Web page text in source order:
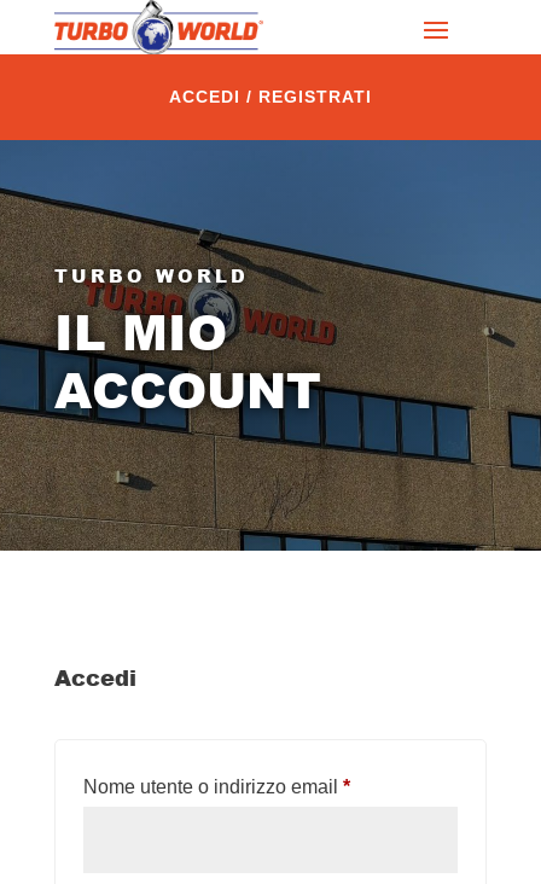
ACCEDI / REGISTRATI
TURBO WORLD
IL MIO
ACCOUNT
Accedi
Nome utente o indirizzo email *Richiesto